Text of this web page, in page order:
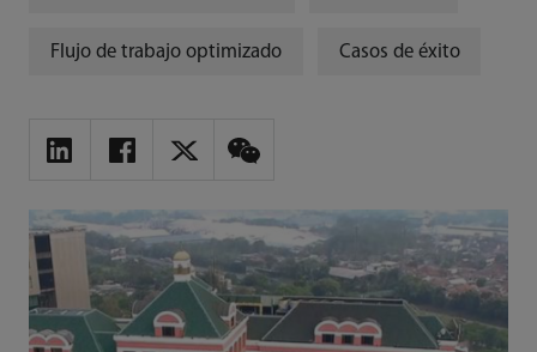
Flujo de trabajo optimizado Casos de éxito